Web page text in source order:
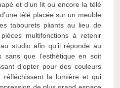
et d’un lit ou encore la télé
télé placée sur un meuble
tabourets pliants au lieu de
multifonctions à retenir
studio afin qu’il réponde au
que l’esthétique en soit
d’opter pour des couleurs
la lumière et qui